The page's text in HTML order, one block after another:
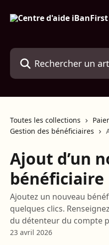
Rechercher un article...
Toutes les collections
Gestion des bénéficiaires
Ajout d’un
bénéficiaire
Ajoutez un nouveau
quelques clics.
du détenteur du compte
23 avril 2026